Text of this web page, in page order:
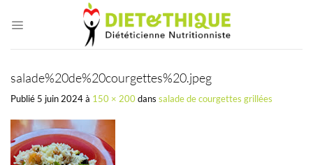
salade%20de%20courgettes%20.jpeg
Publié 5 juin 2024 à 150 × 200 dans salade de courgettes grillées